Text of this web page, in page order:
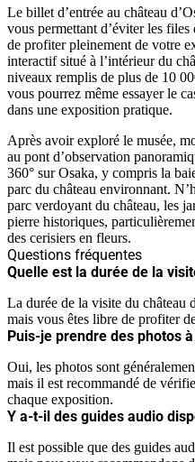
Le billet d’entrée au château
vous permettant d’éviter les files
de profiter pleinement de votre
interactif situé à l’intérieur du
niveaux remplis de plus de 10
vous pourrez même essayer le
dans une exposition pratique.
Après avoir exploré le musée,
au pont d’observation
360° sur Osaka, y compris la
parc du château environnant.
parc verdoyant du château, les
pierre historiques,
des cerisiers en fleurs.
Questions fréquentes
Quelle est la durée de la
La durée de la visite du château
mais vous êtes libre de profiter
Puis-je prendre des photos
Oui, les photos sont
mais il est recommandé de
chaque exposition.
Y a-t-il des guides audio
Il est possible que des guides